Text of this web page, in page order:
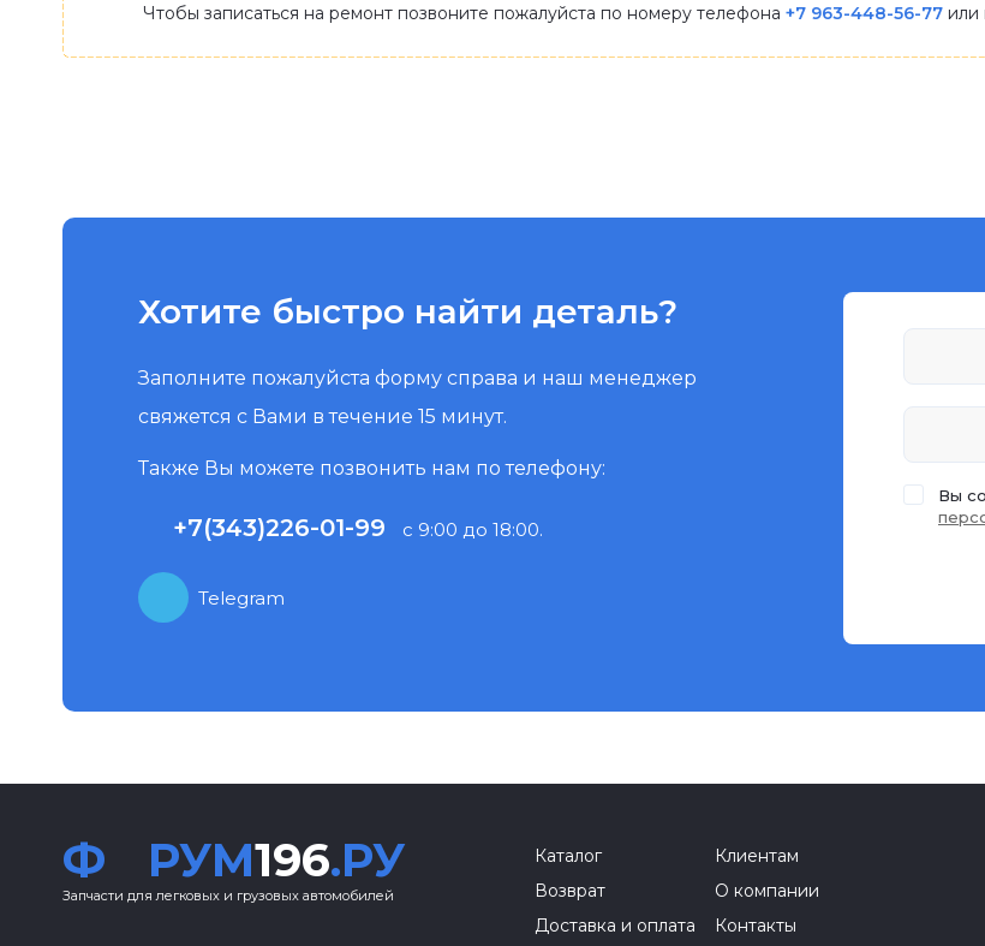
Чтобы записаться на ремонт позвоните пожалуйста по номеру телефона +7 963-448-56-77 или
Хотите быстро найти деталь?
Заполните пожалуйста форму справа и наш менеджер
свяжется с Вами в течение 15 минут.
Также Вы можете позвонить нам по телефону:
+7(343)226-01-99 с 9:00 до 18:00.
Telegram
Вы
Ф РУМ196.РУ
Запчасти для легковых и грузовых автомобилей
Каталог
Возврат
Доставка и оплата
Клиентам
О компании
Контакты